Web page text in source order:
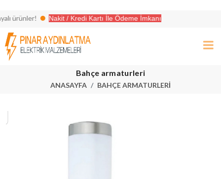
ürünler!
Nakit / Kredi Kartı İle Ödeme İmkanı
Bahçe armaturleri
ANASAYFA BAHÇE ARMATURLERI